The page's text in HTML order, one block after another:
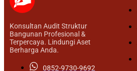
Konsultan Audit Struktur
Bangunan Profesional &
Terpercaya. Lindungi Aset
Berharga Anda.
0852-9730-9692